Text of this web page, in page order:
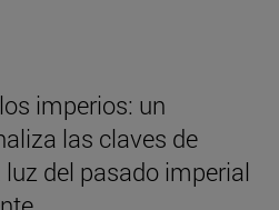
imperios: un
las claves de
del pasado imperial